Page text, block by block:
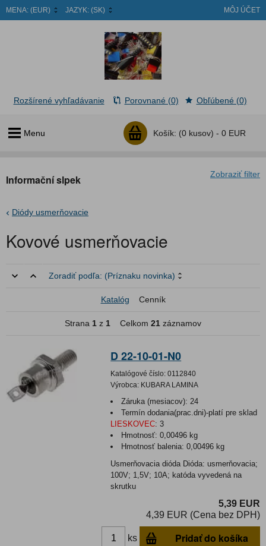
MENA: (EUR) JAZYK: (SK) MÔJ ÚČET
Menu Košík: (0 kusov) - 0 EUR
Rozšírené vyhľadávanie Porovnané (0) Obľúbené (0)
Zobraziť filter
Informační slpek
Diódy usmerňovacie
Kovové usmerňovacie
Zoradiť podľa: (Príznaku novinka)
Katalóg Cenník
Strana 1 z 1 Celkom 21 záznamov
D 22-10-01-N0
Katalógové číslo: 0112840
Výrobca: KUBARA LAMINA
Záruka (mesiacov): 24
Termín dodania(prac.dni)-platí pre sklad
LIESKOVEC: 3
Hmotnosť:0,00496 kg
Hmotnosť balenia:0,00496 kg
Usmerňovacia dióda Dióda: usmerňovacia;
100V; 1,5V; 10A; katóda vyvedená na
skrutku
5,39 EUR
4,39 EUR (Cena bez DPH)
ks Pridať do košíka